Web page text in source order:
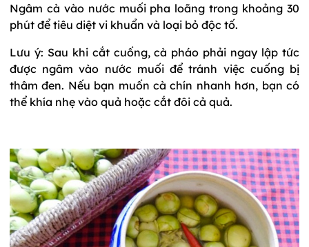
Ngâm cà vào nước muối pha loãng trong khoảng 30
phút để tiêu diệt vi khuẩn và loại bỏ độc tố.
Lưu ý: Sau khi cắt cuống, cà pháo phải ngay lập tức
được ngâm vào nước muối để tránh việc cuống bị
thâm đen. Nếu bạn muốn cà chín nhanh hơn, bạn có
thể khía nhẹ vào quả hoặc cắt đôi cả quả.